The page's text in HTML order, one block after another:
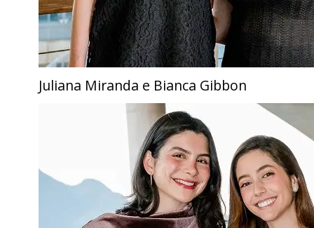
Juliana Miranda e Bianca Gibbon